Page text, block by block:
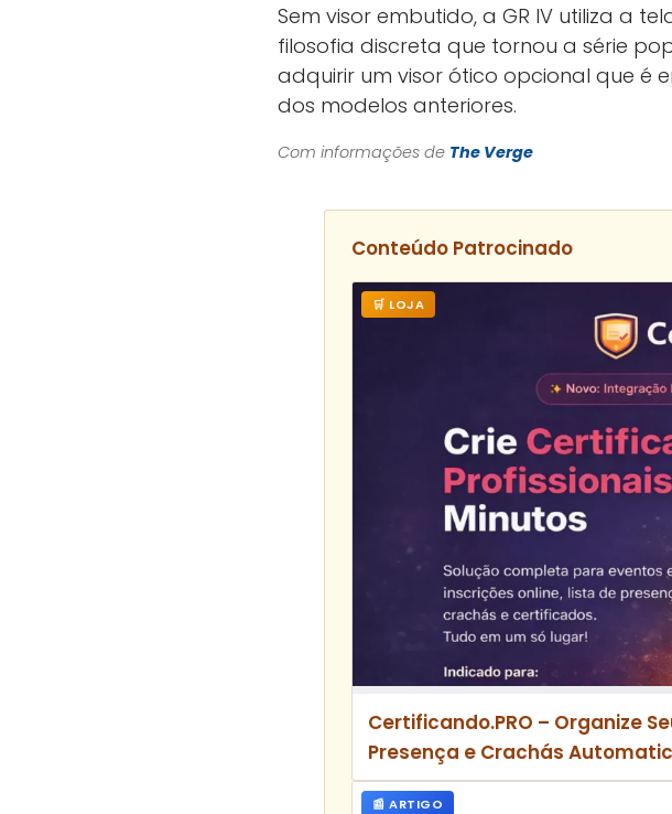
Sem visor embutido, a GR IV utiliza a
filosofia discreta que tornou a série
adquirir um visor ótico opcional que é
dos modelos anteriores.
Com informações de The Verge
Conteúdo Patrocinado
🛒 LOJA
Certificando.PRO – Organize
Presença e Crachás
📰 ARTIGO